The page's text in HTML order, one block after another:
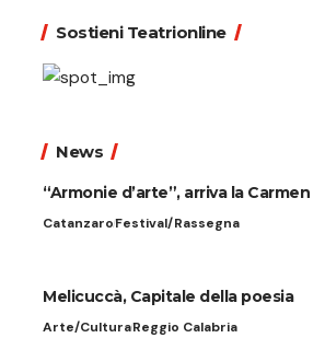
Sostieni Teatrionline
News
“Armonie d’arte”, arriva la Carmen
CatanzaroFestival/Rassegna
Melicuccà, Capitale della poesia
Arte/CulturaReggio Calabria